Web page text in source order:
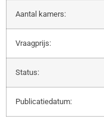
Aantal kamers:
Vraagprijs:
Status:
Publicatiedatum: